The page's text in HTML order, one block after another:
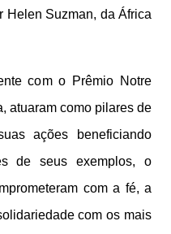
Helen Suzman, da África
com o Prêmio Notre
atuaram como pilares de
ações beneficiando
de seus exemplos, o
com a fé, a
com os mais